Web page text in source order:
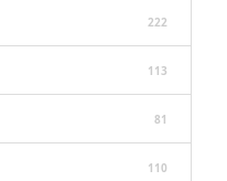
222
113
81
110